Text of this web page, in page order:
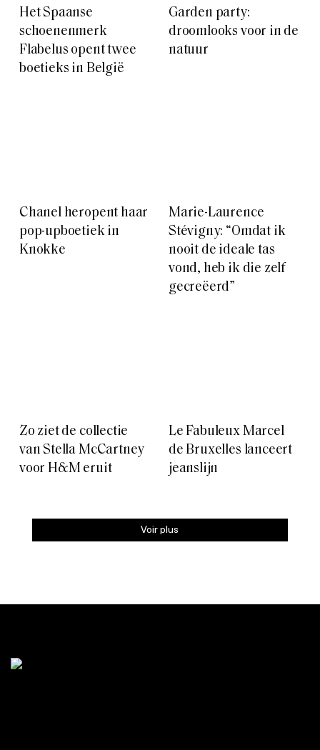
Het Spaanse
schoenenmerk
Flabelus opent twee
boetieks in België
Garden party:
droomlooks voor in de
natuur
Chanel heropent haar
pop-upboetiek in
Knokke
Marie-Laurence
Stévigny: “Omdat ik
nooit de ideale tas
vond, heb ik die zelf
gecreëerd”
Zo ziet de collectie
van Stella McCartney
voor H&M eruit
Le Fabuleux Marcel
de Bruxelles lanceert
jeanslijn
Voir plus